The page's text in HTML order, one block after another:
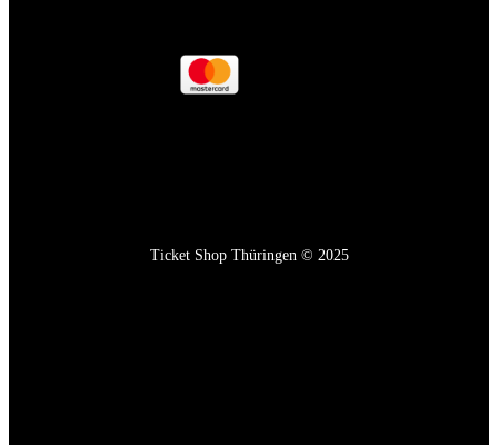
Ticket Shop Thüringen © 2025